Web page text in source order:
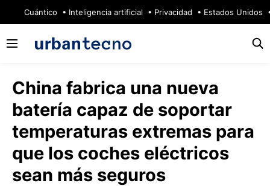
Cuántico Inteligencia artificial Privacidad Estados Unidos
China fabrica una nueva
batería capaz de soportar
temperaturas extremas para
que los coches eléctricos
sean más seguros